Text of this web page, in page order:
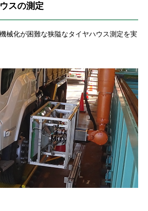
スの測定
械化が困難な狭隘なタイヤハウス測定を実